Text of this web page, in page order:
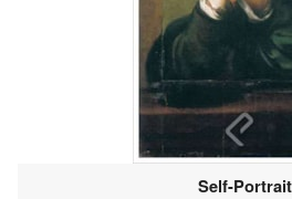
Self-Portrait